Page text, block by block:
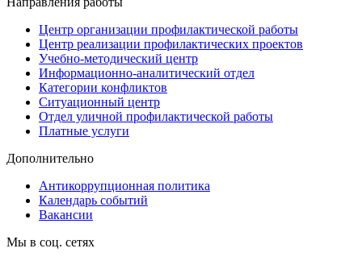
Центр организации профилактической работы
Центр реализации профилактических проектов
Учебно-методический центр
Информационно-аналитический отдел
Категории конфликтов
Ситуационный центр
Отдел уличной профилактической работы
Платные услуги
Дополнительно
Антикоррупционная политика
Календарь событий
Вакансии
Мы в соц. сетях